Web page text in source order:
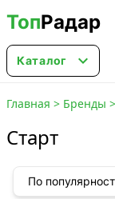
ТопРадар
Каталог 
Главная > Бренды >
Старт
По